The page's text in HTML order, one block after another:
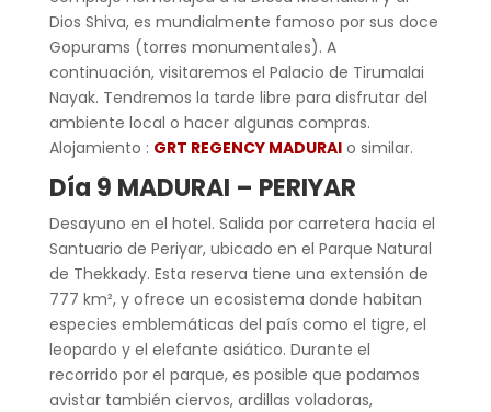
Dios Shiva, es mundialmente famoso por sus doce
Gopurams (torres monumentales). A
continuación, visitaremos el Palacio de Tirumalai
Nayak. Tendremos la tarde libre para disfrutar del
ambiente local o hacer algunas compras.
Alojamiento : GRT REGENCY MADURAIo similar.
Día 9 MADURAI – PERIYAR
Desayuno en el hotel. Salida por carretera hacia el
Santuario de Periyar, ubicado en el Parque Natural
de Thekkady. Esta reserva tiene una extensión de
777 km², y ofrece un ecosistema donde habitan
especies emblemáticas del país como el tigre, el
leopardo y el elefante asiático. Durante el
recorrido por el parque, es posible que podamos
avistar también ciervos, ardillas voladoras,